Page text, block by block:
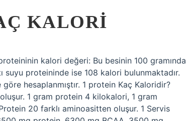
KALORI
kalori değeri: Bu besinin 100 gramında
proteininde ise 108 kalori bulunmaktadır.
hesaplanmıştır. 1 protein Kaç Kaloridir?
1 gram protein 4 kilokalori, 1 gram
20 farklı aminoasitten oluşur. 1 Servis